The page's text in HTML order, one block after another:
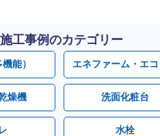
施工事例のカテゴリー
能） エネファーム・エ
燥機 洗面化粧台
水栓